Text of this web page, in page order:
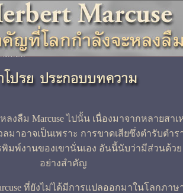
ถอยของ
ฏิวัติ ซึ่ง
ข้องด้วย
ามนิยม
งลืม Marcuse ไปนั้น เนื่องมาจากหลายสาเ
มาอาจเป็นเพราะ การขาดเสียซึ่งตำรับตำร
มพ์งานของเขานั่นเอง อันนี้นับว่ามีส่วนด้วย
อย่างสำคัญ
ที่ยังไม่ได้มีการแปลออกมาในโลกภาษ